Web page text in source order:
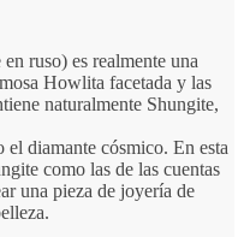
ruso) es realmente una
Howlita facetada y las
naturalmente Shungite,
diamante cósmico. En esta
como las de las cuentas
una pieza de joyería de